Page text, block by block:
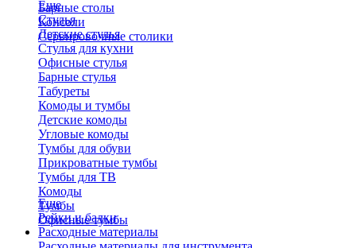
Барные столы
Консоли
Сервировочные столики
Еще
Стулья
Детские стулья
Стулья для кухни
Офисные стулья
Барные стулья
Табуреты
Комоды и тумбы
Детские комоды
Угловые комоды
Тумбы для обуви
Прикроватные тумбы
Тумбы для ТВ
Комоды
Тумбы
Офисные тумбы
Еще
Рейки и балки
Расходные материалы